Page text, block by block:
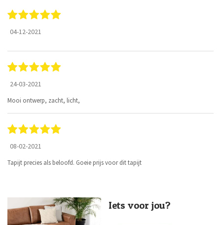
04-12-2021
24-03-2021
Mooi ontwerp, zacht, licht,
08-02-2021
Tapijt precies als beloofd. Goeie prijs voor dit tapijt
Iets voor jou?